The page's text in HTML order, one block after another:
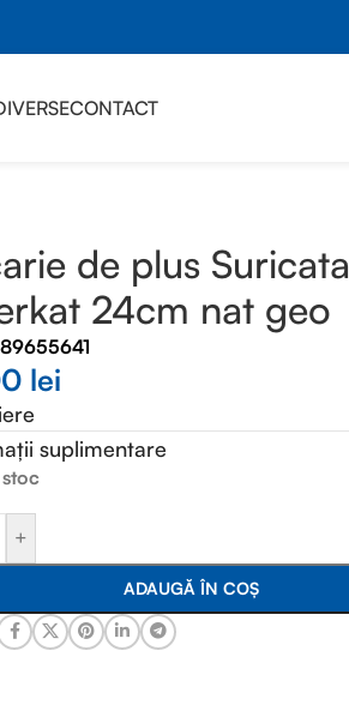
CONTACT
de plus Suricata
24cm nat geo
lei
suplimentare
+
ADAUGĂ ÎN COȘ